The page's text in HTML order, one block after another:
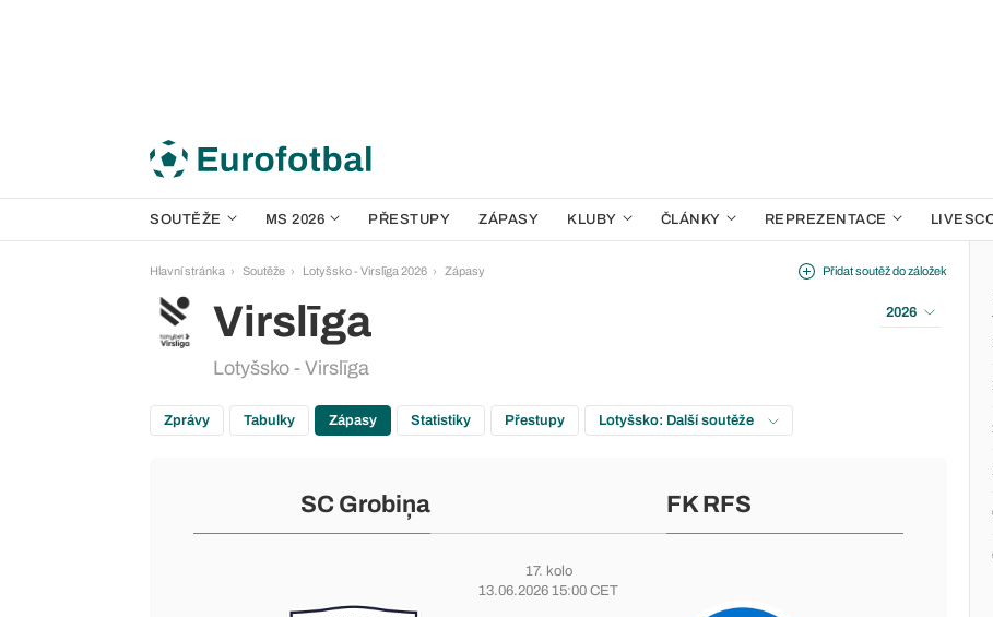
SOUTĚŽE MS 2026 PŘESTUPY ZÁPASY KLUBY ČLÁNKY REPREZENTACE
Hlavní stránka Soutěže Lotyšsko - Virslīga 2026 Zápasy
Virslīga
Lotyšsko - Virslīga
Přidat soutěž do záložek
2026
Zprávy Tabulky Zápasy Statistiky Přestupy Lotyšsko: Další soutěže
SC Grobiņa FK RFS
17. kolo
13.06.2026 15:00 CET